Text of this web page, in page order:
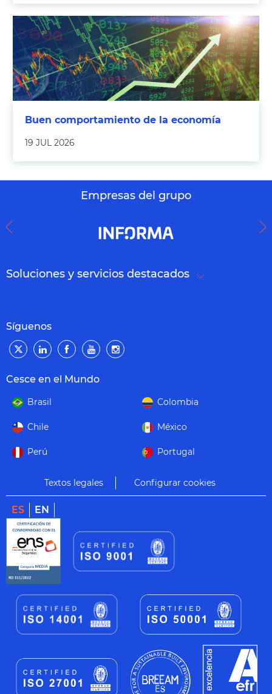
Buen comportamiento de la economía
19 JUL 2026
Empresas del grupo
Soluciones y servicios destacados
Síguenos
Cesce en el Mundo
Brasil Colombia
Chile México
Perú Portugal
Textos legales Configurar cookies
ES EN